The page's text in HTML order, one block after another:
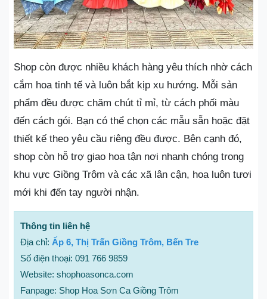
Shop còn được nhiều khách hàng yêu thích nhờ cách
cắm hoa tinh tế và luôn bắt kịp xu hướng. Mỗi sản
phẩm đều được chăm chút tỉ mỉ, từ cách phối màu
đến cách gói. Bạn có thể chọn các mẫu sẵn hoặc đặt
thiết kế theo yêu cầu riêng đều được. Bên cạnh đó,
shop còn hỗ trợ giao hoa tận nơi nhanh chóng trong
khu vực Giồng Trôm và các xã lân cận, hoa luôn tươi
mới khi đến tay người nhận.
Thông tin liên hệ
Địa chỉ: Ấp 6, Thị Trấn Giồng Trôm, Bến Tre
Số điện thoại: 091 766 9859
Website: shophoasonca.com
Fanpage: Shop Hoa Sơn Ca Giồng Trôm